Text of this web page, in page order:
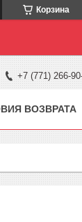
Корзина
+7 (771) 266-
ВОЗВРАТА